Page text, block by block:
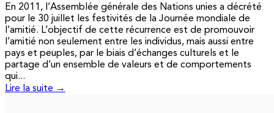
En 2011, l’Assemblée générale des Nations unies a décrété
pour le 30 juillet les festivités de la Journée mondiale de
l’amitié. L’objectif de cette récurrence est de promouvoir
l’amitié non seulement entre les individus, mais aussi entre
pays et peuples, par le biais d’échanges culturels et le
partage d’un ensemble de valeurs et de comportements
qui...
Lire la suite →